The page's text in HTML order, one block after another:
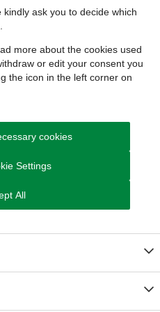
ask you to decide which
more about the cookies used
or edit your consent you
the icon in the left corner on
cookies
Settings
All